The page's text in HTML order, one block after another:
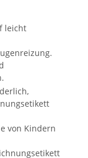
leicht
von Kindern